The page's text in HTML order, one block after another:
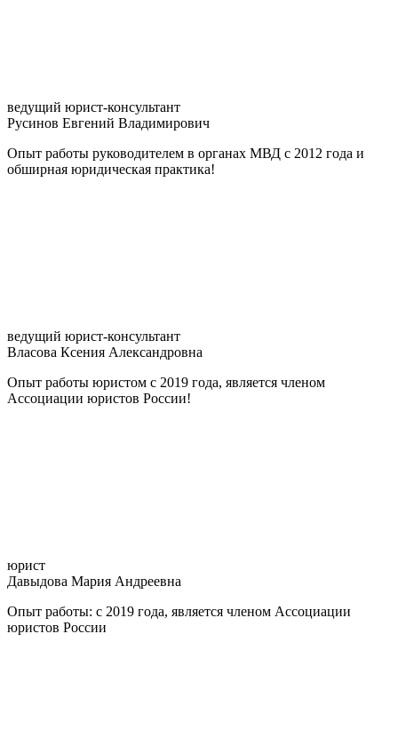
ведущий юрист-консультант
Русинов Евгений Владимирович
Опыт работы руководителем в органах МВД с 2012 года и
обширная юридическая практика!
ведущий юрист-консультант
Власова Ксения Александровна
Опыт работы юристом с 2019 года, является членом
Ассоциации юристов России!
юрист
Давыдова Мария Андреевна
Опыт работы: с 2019 года, является членом Ассоциации
юристов России